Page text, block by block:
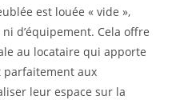
est louée « vide »,
d’équipement. Cela offre
au locataire qui apporte
parfaitement aux
leur espace sur la